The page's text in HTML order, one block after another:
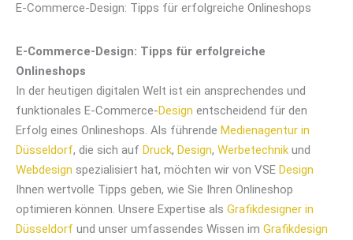
E-Commerce-Design: Tipps für erfolgreiche Onlineshops
E-Commerce-Design: Tipps für erfolgreiche
Onlineshops
In der heutigen digitalen Welt ist ein ansprechendes und
funktionales E-Commerce-Design entscheidend für den
Erfolg eines Onlineshops. Als führende Medienagentur in
Düsseldorf, die sich auf Druck, Design, Werbetechnik und
Webdesign spezialisiert hat, möchten wir von VSE Design
Ihnen wertvolle Tipps geben, wie Sie Ihren Onlineshop
optimieren können. Unsere Expertise als Grafikdesigner in
Düsseldorf und unser umfassendes Wissen im Grafikdesign